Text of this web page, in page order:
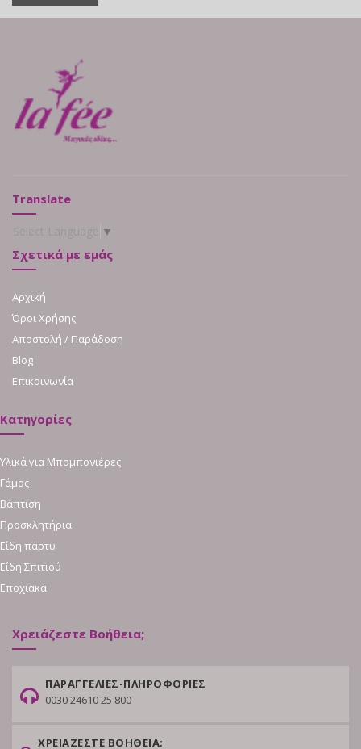
Translate
▼
Σχετικά με εμάς
Αρχική
Όροι Χρήσης
Αποστολή / Παράδοση
Blog
Επικοινωνία
Κατηγορίες
Υλικά για Μπομπονιέρες
Γάμος
Βάπτιση
Προσκλητήρια
Είδη πάρτυ
Είδη Σπιτιού
Εποχιακά
Χρειάζεστε Βοήθεια;
ΠΑΡΑΓΓΕΛΙΕΣ-ΠΛΗΡΟΦΟΡΙΕΣ
0030 24610 25 800
ΧΡΕΙΑΖΕΣΤΕ ΒΟΗΘΕΙΑ;